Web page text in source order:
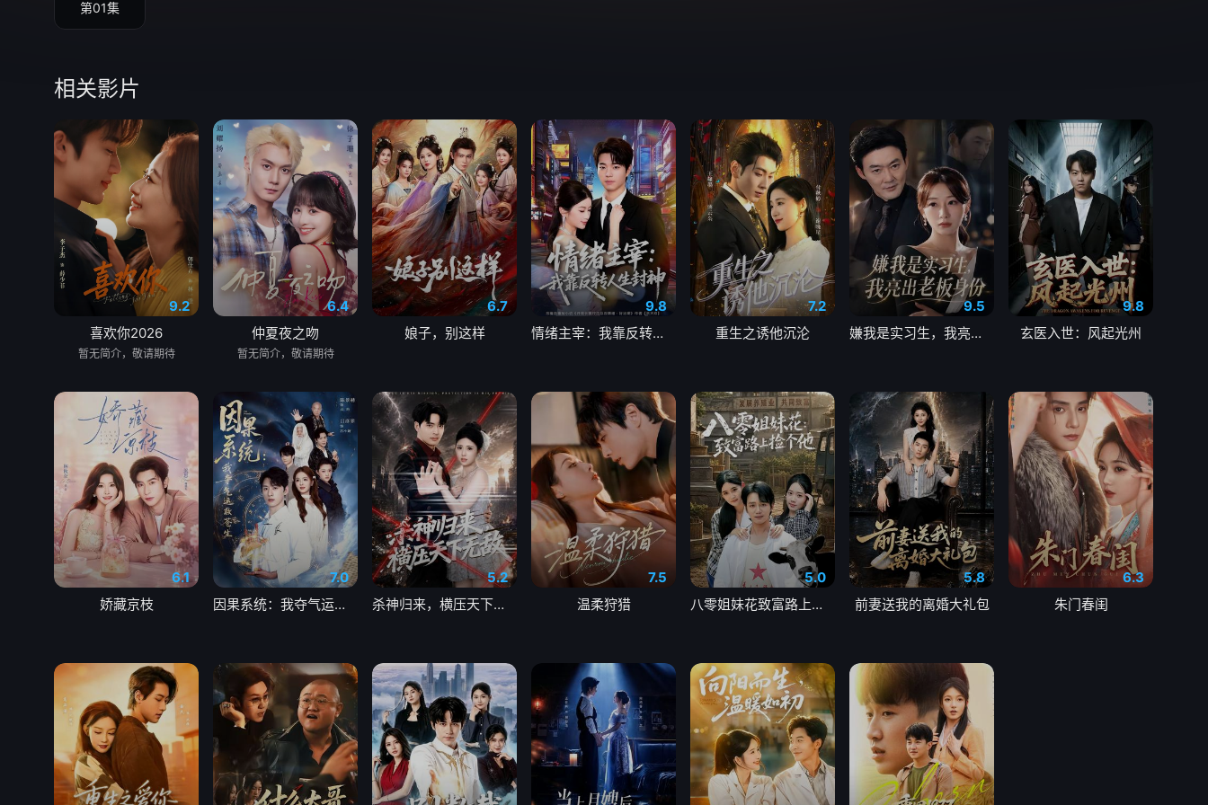
第01集
相关影片
9.2
喜欢你2026
暂无简介，敬请期待
6.4
仲夏夜之吻
暂无简介，敬请期待
6.7
娘子，别这样
9.8
情绪主宰：我靠反转人生封神
7.2
重生之诱他沉沦
9.5
嫌我是实习生，我亮出老板身份
9.8
玄医入世：风起光州
6.1
娇藏京枝
7.0
因果系统：我夺气运救苍生
5.2
杀神归来，横压天下无敌
7.5
温柔狩猎
5.0
八零姐妹花致富路上捡个他
5.8
前妻送我的离婚大礼包
6.3
朱门春闺